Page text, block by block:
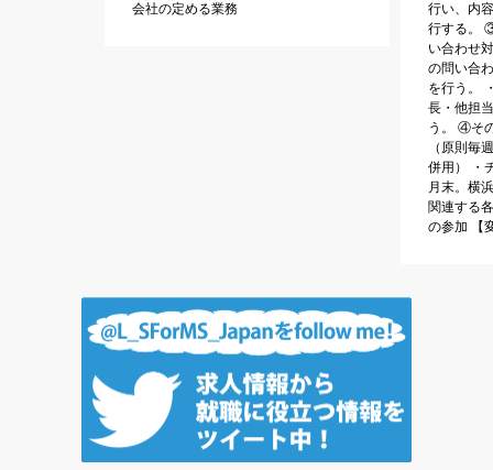
会社の定める業務
行い、内
行する。
い合わせ
の問い合
を行う。
長・他担
う。 ④そ
（原則毎
併用） ・
月末。
関連する
の参加 【